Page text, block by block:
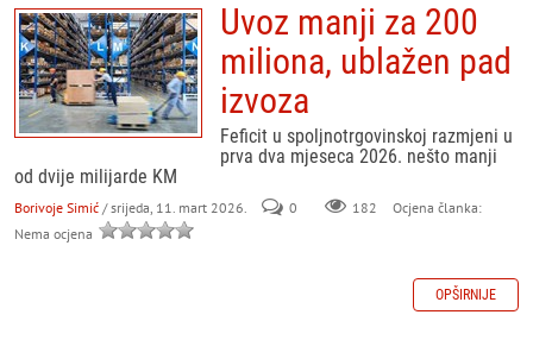
Uvoz manji za 200
miliona, ublažen pad
izvoza
Feficit u spoljnotrgovinskoj razmjeni u
prva dva mjeseca 2026. nešto manji
od dvije milijarde KM
Borivoje Simić / srijeda, 11. mart 2026. 0 182
Ocjena članka:
Nema ocjena
OPŠIRNIJE